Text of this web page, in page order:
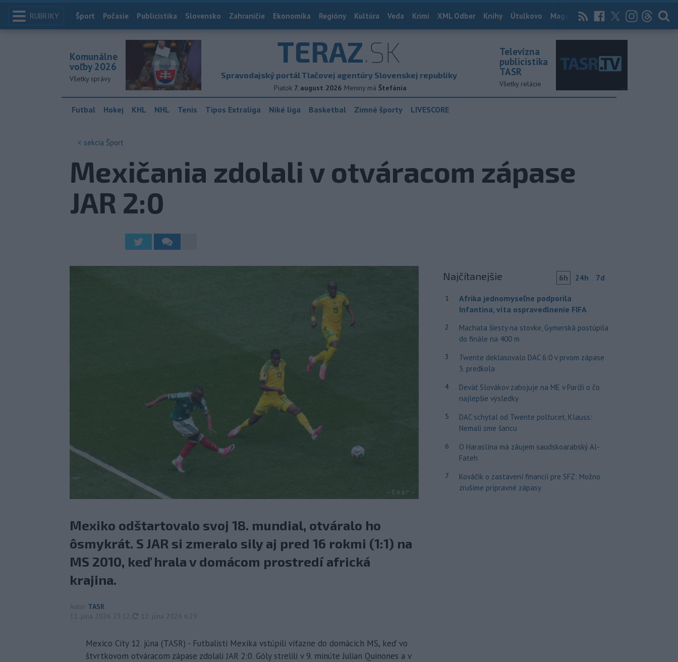
RUBRIKY Index
Šport Počasie Publicistika Slovensko Zahraničie Ekonomika Regióny Kultúra Veda Krimi XML Odber Knihy Útulkovo Magazín News Now Archív
TERAZ.SK
Spravodajský portál Tlačovej agentúry Slovenskej republiky
Piatok 7. august 2026 Meniny má Štefánia
Komunálne
voľby 2026
Všetky správy
Televízna
publicistika
TASR
Všetky relácie
Futbal Hokej KHL NHL Tenis Tipos Extraliga Niké liga Basketbal Zimné športy LIVESCORE
< sekcia Šport
Mexičania zdolali v otváracom zápase
JAR 2:0
Mexiko odštartovalo svoj 18. mundial, otváralo ho
ôsmykrát. S JAR si zmeralo sily aj pred 16 rokmi (1:1) na
MS 2010, keď hrala v domácom prostredí africká
krajina.
Autor TASR
11. júna 2026 23:12
aktualizované
12. júna 2026 6:29
Mexico City 12. júna (TASR) - Futbalisti Mexika vstúpili víťazne do domácich MS, keď vo
štvrtkovom otváracom zápase zdolali JAR 2:0. Góly strelili v 9. minúte Julian Quinones a v
Najčítanejšie 6h 24h 7d
1
Afrika jednomyseľne podporila
Infantina, víta ospravedlnenie FIFA
2
Machata šiesty na stovke, Gymerská postúpila
do finále na 400 m
3
Twente deklasovalo DAC 6:0 v prvom zápase
3. predkola
4
Deväť Slovákov zabojuje na ME v Paríži o čo
najlepšie výsledky
5
DAC schytal od Twente poltucet, Klauss:
Nemali sme šancu
6
O Haraslína má záujem saudskoarabský Al-
Fateh
7
Kováčik o zastavení financií pre SFZ: Možno
zrušíme prípravné zápasy